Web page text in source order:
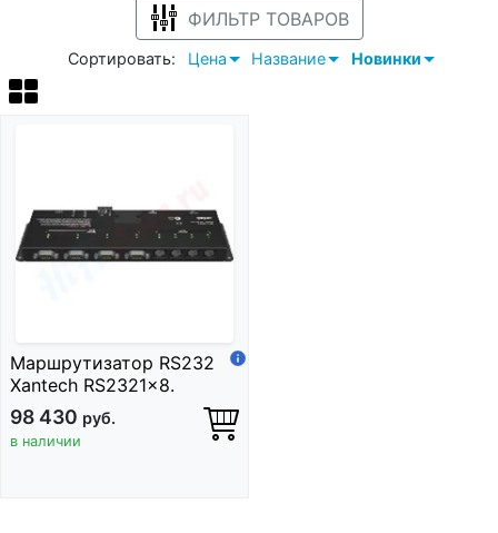
ФИЛЬТР ТОВАРОВ
Сортировать: Цена Название Новинки
Маршрутизатор RS232
Xantech RS2321x8.
98 430 руб.
в наличии